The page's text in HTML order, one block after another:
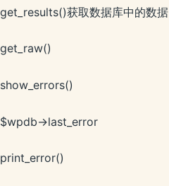
get_results()获取数据库中的数据
get_raw()
show_errors()
$wpdb->last_error
print_error()